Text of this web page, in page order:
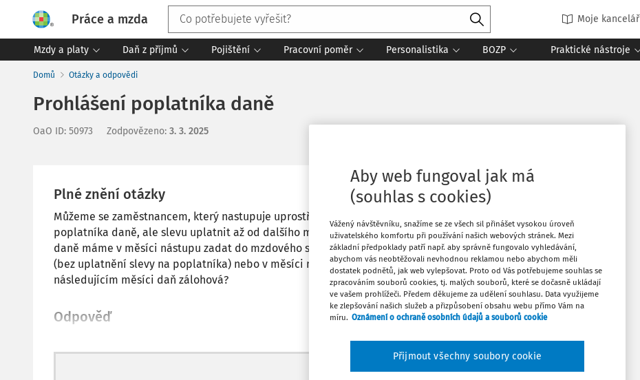
Práce a mzda Moje kancelář
Mzdy a platy Daň z příjmů Pojištění Pracovní poměr Personalistika BOZP Praktické nástroje
Domů Otázky a odpovědi
Prohlášení poplatníka daně
OaO ID: 50973 Zodpovězeno: 3. 3. 2025
Plné znění otázky
Můžeme se zaměstnancem, který nastupuje uprostřed měsíce, podepsat Prohlášení
poplatníka daně, ale slevu uplatnit až od dalšího měsíce? Pokud podepíšeme, tak jaký typ
daně máme v měsíci nástupu zadat do mzdového systému? Můžeme dát již zálohovou daň
(bez uplatnění slevy na poplatníka) nebo v měsíci nástupu musí být daň srážková a až v
následujícím měsíci daň zálohová?
Odpověď
Máte předplatné? Přihlaste se
Stáhnout
Tisknout
Aby web fungoval jak má
(souhlas s cookies)
Vážený návštěvníku, snažíme se ze všech sil přinášet vysokou úroveň
uživatelského komfortu při používání našich webových stránek. Mezi
základní předpoklady patří např. aby správně fungovalo vyhledávání,
abychom vás neobtěžovali nevhodnou reklamou nebo abychom měli
dostatek podnětů, jak web vylepšovat. Proto od Vás potřebujeme souhlas se
zpracováním souborů cookies, tj. malých souborů, které se dočasně ukládají
ve vašem prohlížeči. Předem děkujeme za udělení souhlasu. Data využijeme
ke zlepšování našich služeb a přizpůsobení obsahu webu přímo Vám na
míru. Oznámení o ochraně osobních údajů a souborů cookie
Přijmout všechny soubory cookie